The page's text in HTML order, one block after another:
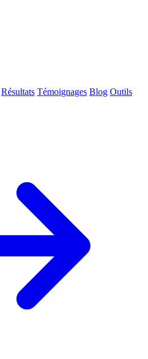
Résultats Témoignages Blog Outils